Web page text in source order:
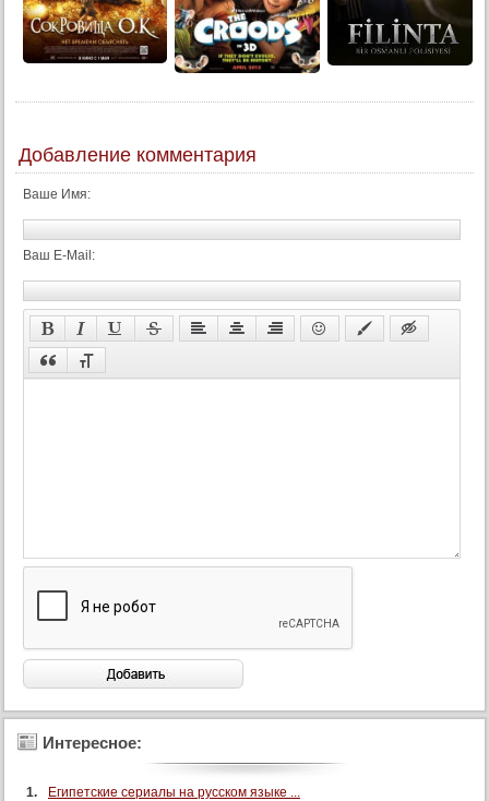
Добавление комментария
Ваше Имя:
Ваш E-Mail:
Интересное:
Египетские сериалы на русском языке ...